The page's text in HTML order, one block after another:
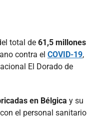
total de 61,5 millones
contra el COVID-19,
El Dorado de
en Bélgica y su
el personal sanitario